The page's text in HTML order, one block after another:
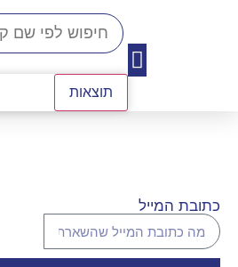
תוצאות
כתובת המייל